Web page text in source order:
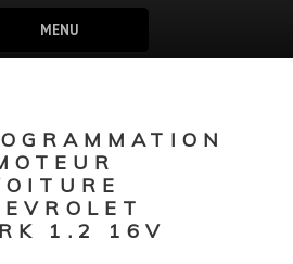
MENU
1.2 16V